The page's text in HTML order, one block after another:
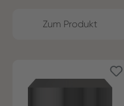
Zum Produkt